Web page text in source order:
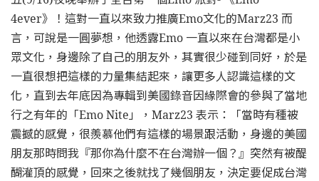
4ever》！這對一直以來致力推廣Emo文化的Marz23 而
言，可說是一圓夢想，他透露Emo 一直以來在台灣都是小
眾文化，身邊除了自己的朋友外，其實很少碰到同好，於是
一直很想把這樣的力量集結起來，讓更多人認識這樣的文
化，直到去年底因為專輯到美國錄音因緣際會的參與了當地
行之有年的「Emo Nite」，Marz23 表示：「當時有種被
震撼的感覺，很羨慕他們有這樣的場景跟活動，身邊的美國
朋友那時問我『那你為什麼不在台灣辦一個？』突然有被醍
醐灌頂的感覺，回來之後就找了幾個朋友，決定要促成台灣